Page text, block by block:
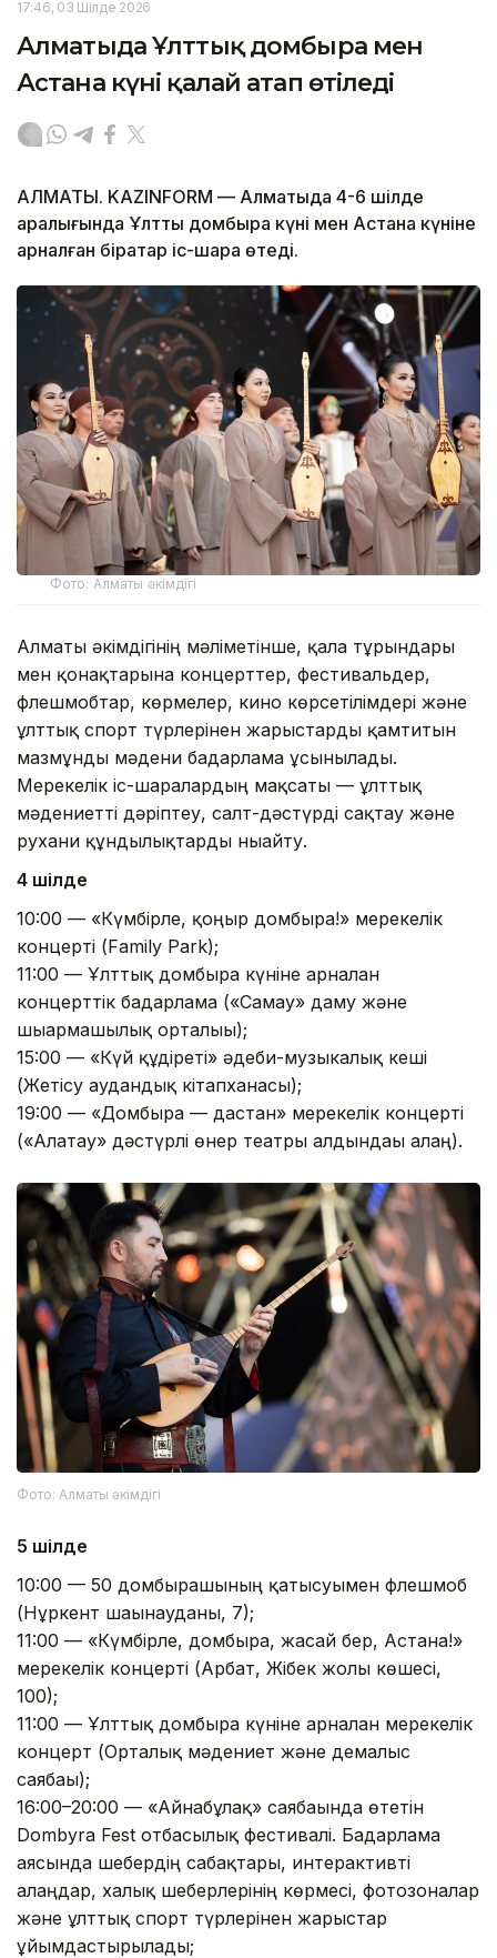
17:46, 03 Шілде 2026
Алматыда Ұлттық домбыра мен
Астана күні қалай атап өтіледі
АЛМАТЫ. KAZINFORM — Алматыда 4-6 шілде
аралығында Ұлттық домбыра күні мен Астана күніне
арналған бірқатар іс-шара өтеді.
Фото: Алматы әкімдігі
Алматы әкімдігінің мәліметінше, қала тұрғындары
мен қонақтарына концерттер, фестивальдер,
флешмобтар, көрмелер, кино көрсетілімдері және
ұлттық спорт түрлерінен жарыстарды қамтитын
мазмұнды мәдени бағдарлама ұсынылады.
Мерекелік іс-шаралардың мақсаты — ұлттық
мәдениетті дәріптеу, салт-дәстүрді сақтау және
рухани құндылықтарды нығайту.
4 шілде
10:00 — «Күмбірле, қоңыр домбыра!» мерекелік
концерті (Family Park);
11:00 — Ұлттық домбыра күніне арналған
концерттік бағдарлама («Самғау» даму және
шығармашылық орталығы);
15:00 — «Күй құдіреті» әдеби-музыкалық кеші
(Жетісу аудандық кітапханасы);
19:00 — «Домбыра — дастан» мерекелік концерті
(«Алатау» дәстүрлі өнер театры алдындағы алаң).
Фото: Алматы әкімдігі
5 шілде
10:00 — 50 домбырашының қатысуымен флешмоб
(Нұркент шағынауданы, 7);
11:00 — «Күмбірле, домбыра, жасай бер, Астана!»
мерекелік концерті (Арбат, Жібек жолы көшесі,
100);
11:00 — Ұлттық домбыра күніне арналған мерекелік
концерт (Орталық мәдениет және демалыс
саябағы);
16:00–20:00 — «Айнабұлақ» саябағында өтетін
Dombyra Fest отбасылық фестивалі. Бағдарлама
аясында шебердің сабақтары, интерактивті
алаңдар, халық шеберлерінің көрмесі, фотозоналар
және ұлттық спорт түрлерінен жарыстар
ұйымдастырылады;